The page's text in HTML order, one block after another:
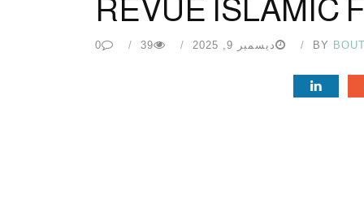
REVUE ISLAMIC
BY ديسمبر 9, 2025 39
0